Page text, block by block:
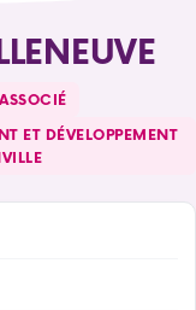
ET DÉVELOPPEMENT